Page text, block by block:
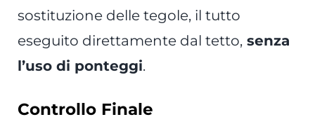
sostituzione delle tegole, il tutto
eseguito direttamente dal tetto, senza
l’uso di ponteggi.
Controllo Finale